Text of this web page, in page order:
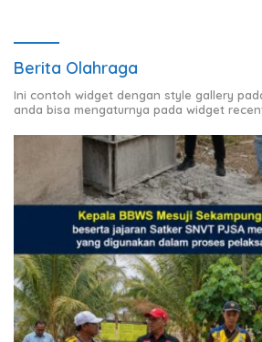
Berita Olahraga
Ini contoh widget dengan style gallery
anda bisa mengaturnya pada widget